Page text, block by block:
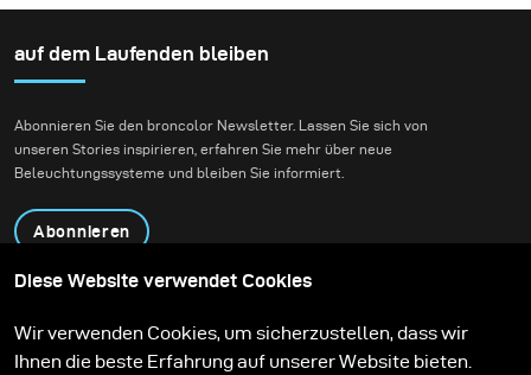
auf dem Laufenden bleiben
Abonnieren Sie den broncolor Newsletter. Lassen Sie sich von
unseren Stories inspirieren, erfahren Sie mehr über neue
Beleuchtungssysteme und bleiben Sie informiert.
Abonnieren
Kontakt
Technologien
Contribute to our blog
Lernen
Diese Website verwendet Cookies
Wir verwenden Cookies, um sicherzustellen, dass wir
Ihnen die beste Erfahrung auf unserer Website bieten.